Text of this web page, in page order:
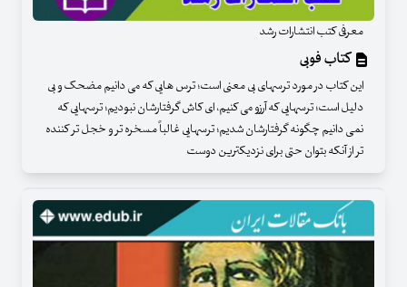
معرفی کتب انتشارات رشد
کتاب فوبی
این کتاب در مورد ترسهای بی معنی است؛ ترس هایی که می دانیم مضحک و بی
دلیل است؛ ترسهایی که آرزو می کنیم، ای کاش گرفتارشان نبودیم؛ ترسهایی که
نمی دانیم چگونه گرفتارشان شدیم؛ ترسهایی غالباً مسخره تر و خجل تر کننده
تر از آنکه بتوان حتی برای نزدیکترین دوست